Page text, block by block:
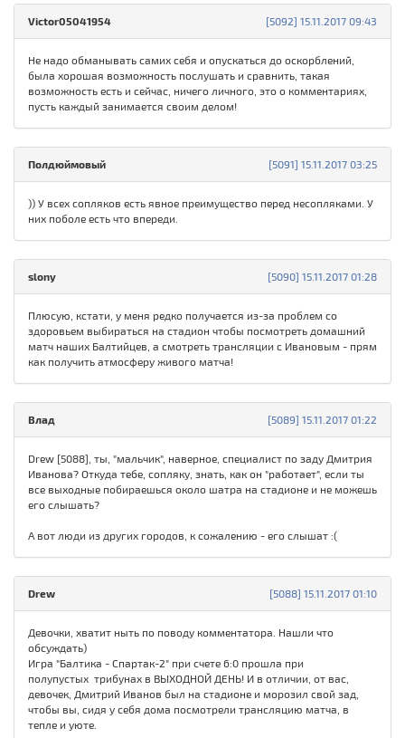
[5092] 15.11.2017 09:43
Victor05041954
Не надо обманывать самих себя и опускаться до оскорблений,
была хорошая возможность послушать и сравнить, такая
возможность есть и сейчас, ничего личного, это о комментариях,
пусть каждый занимается своим делом!
[5091] 15.11.2017 03:25
Полдюймовый
)) У всех сопляков есть явное преимущество перед несопляками. У
них поболе есть что впереди.
[5090] 15.11.2017 01:28
slony
Плюсую, кстати, у меня редко получается из-за проблем со
здоровьем выбираться на стадион чтобы посмотреть домашний
матч наших Балтийцев, а смотреть трансляции с Ивановым - прям
как получить атмосферу живого матча!
[5089] 15.11.2017 01:22
Влад
Drew [5088], ты, "мальчик", наверное, специалист по заду Дмитрия
Иванова? Откуда тебе, сопляку, знать, как он "работает", если ты
все выходные побираешься около шатра на стадионе и не можешь
его слышать?
А вот люди из других городов, к сожалению - его слышат :(
[5088] 15.11.2017 01:10
Drew
Девочки, хватит ныть по поводу комментатора. Нашли что
обсуждать)
Игра "Балтика - Спартак-2" при счете 6:0 прошла при
полупустых трибунах в ВЫХОДНОЙ ДЕНЬ! И в отличии, от вас,
девочек, Дмитрий Иванов был на стадионе и морозил свой зад,
чтобы вы, сидя у себя дома посмотрели трансляцию матча, в
тепле и уюте.